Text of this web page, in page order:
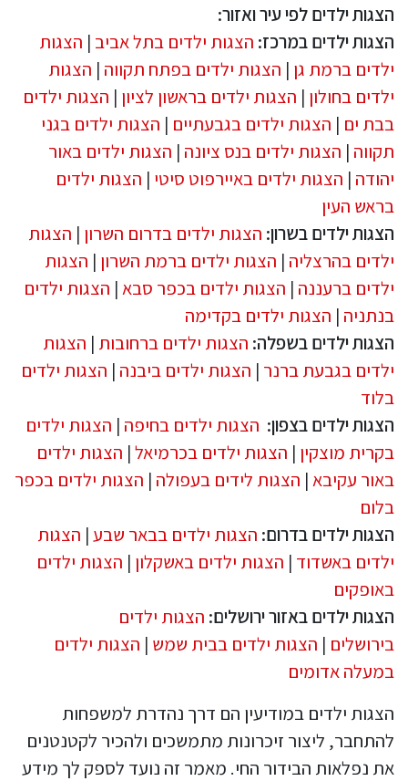
הצגות ילדים לפי עיר ואזור:
הצגות ילדים במרכז: הצגות ילדים בתל אביב | הצגות
ילדים ברמת גן | הצגות ילדים בפתח תקווה | הצגות
ילדים בחולון | הצגות ילדים בראשון לציון | הצגות ילדים
בבת ים | הצגות ילדים בגבעתיים | הצגות ילדים בגני
תקווה | הצגות ילדים בנס ציונה | הצגות ילדים באור
יהודה | הצגות ילדים באיירפוט סיטי | הצגות ילדים
בראש העין
הצגות ילדים בשרון: הצגות ילדים בדרום השרון | הצגות
ילדים בהרצליה | הצגות ילדים ברמת השרון | הצגות
ילדים ברעננה | הצגות ילדים בכפר סבא| הצגות ילדים
בנתניה | הצגות ילדים בקדימה
הצגות ילדים בשפלה: הצגות ילדים ברחובות | הצגות
ילדים בגבעת ברנר | הצגות ילדים ביבנה | הצגות ילדים
בלוד
הצגות ילדים בצפון: הצגות ילדים בחיפה | הצגות ילדים
בקרית מוצקין | הצגות ילדים בכרמיאל| הצגות ילדים
באור עקיבא| הצגות לידים בעפולה | הצגות ילדים בכפר
בלום
הצגות ילדים בדרום: הצגות ילדים בבאר שבע| הצגות
ילדים באשדוד | הצגות ילדים באשקלון | הצגות ילדים
באופקים
הצגות ילדים באזור ירושלים: הצגות ילדים
בירושלים | הצגות ילדים בבית שמש | הצגות ילדים
במעלה אדומים
הצגות ילדים במודיעין הם דרך נהדרת למשפחות
להתחבר, ליצור זיכרונות מתמשכים ולהכיר לקטנטנים
את נפלאות הבידור החי. מאמר זה נועד לספק לך מידע